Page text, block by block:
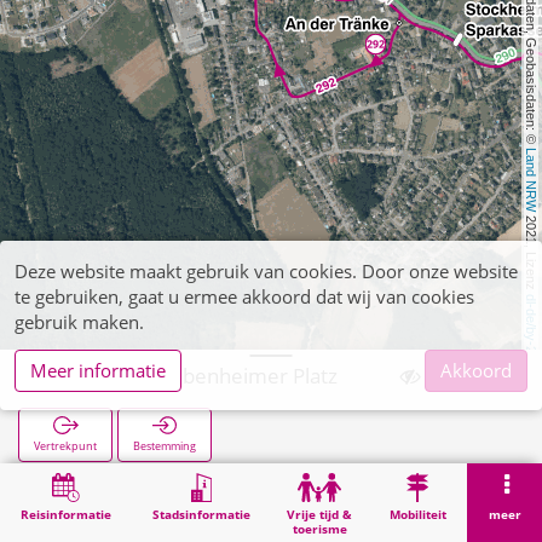
, Kartendaten, Geobasisdaten: ©
Land NRW
2021, Lizenz
dl-de/by-2-0
Reisinformatie Stadsinformatie
Vrije tijd &
toerisme
Mobiliteit meer
Stockheim Bubenheimer Platz
Vertrekpunt Bestemming
Zoekopracht Stockheim Bubenheimer Platz
Deze website maakt gebruik van cookies. Door onze website
te gebruiken, gaat u ermee akkoord dat wij van cookies
gebruik maken.
Meer informatie
Akkoord